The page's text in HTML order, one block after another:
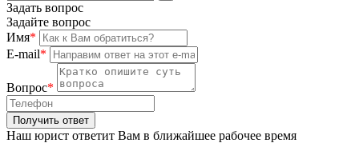
Задать вопрос
Задайте вопрос
Имя*
E-mail*
Вопрос*
Наш юрист ответит Вам в ближайшее рабочее время